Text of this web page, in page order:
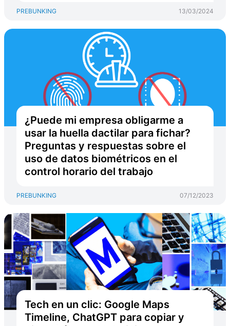
PREBUNKING 13/03/2024
¿Puede mi empresa obligarme a
usar la huella dactilar para fichar?
Preguntas y respuestas sobre el
uso de datos biométricos en el
control horario del trabajo
PREBUNKING 07/12/2023
Tech en un clic: Google Maps
Timeline, ChatGPT para copiar y